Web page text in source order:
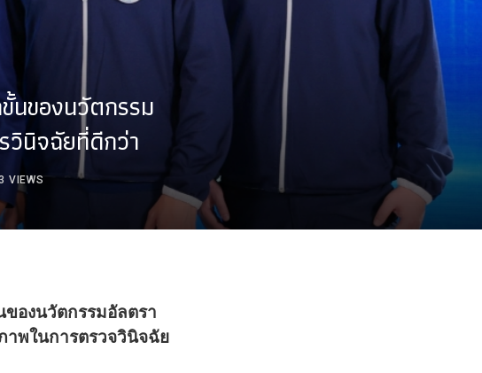
นของนวัตกรรม
วินิจฉัยที่ดีกว่า
VIEWS
องนวัตกรรมอัลตรา
าพในการตรวจวินิจฉัย